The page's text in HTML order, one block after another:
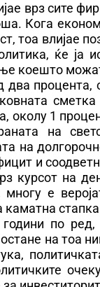
врз сите
Кога
тоа влијае
ќе
коешто
два
околу 1
на
на
и
курсот на
е
по
на тоа